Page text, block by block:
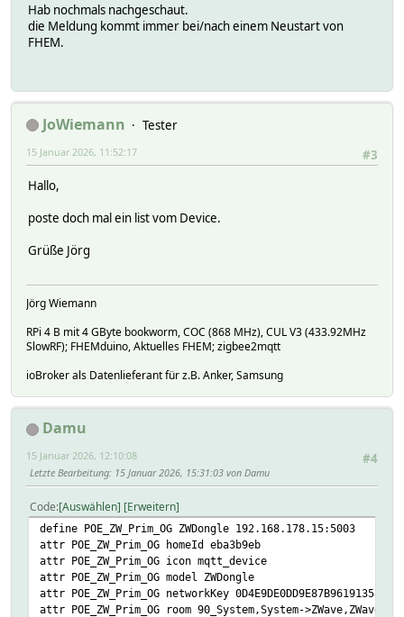
Hab nochmals nachgeschaut.
die Meldung kommt immer bei/nach einem Neustart von
FHEM.
JoWiemann
Tester
#3
15 Januar 2026, 11:52:17
Hallo,
poste doch mal ein list vom Device.
Grüße Jörg
Jörg Wiemann
RPi 4 B mit 4 GByte bookworm, COC (868 MHz), CUL V3 (433.92MHz
SlowRF); FHEMduino, Aktuelles FHEM; zigbee2mqtt
ioBroker als Datenlieferant für z.B. Anker, Samsung
Damu
#4
15 Januar 2026, 12:10:08
Letzte Bearbeitung: 15 Januar 2026, 15:31:03 von Damu
Code Auswählen Erweitern
define POE_ZW_Prim_OG ZWDongle 192.168.178.15:5003
attr POE_ZW_Prim_OG homeId eba3b9eb
attr POE_ZW_Prim_OG icon mqtt_device
attr POE_ZW_Prim_OG model ZWDongle
attr POE_ZW_Prim_OG networkKey
attr POE_ZW_Prim_OG room 90_System,System->ZWave,ZWave